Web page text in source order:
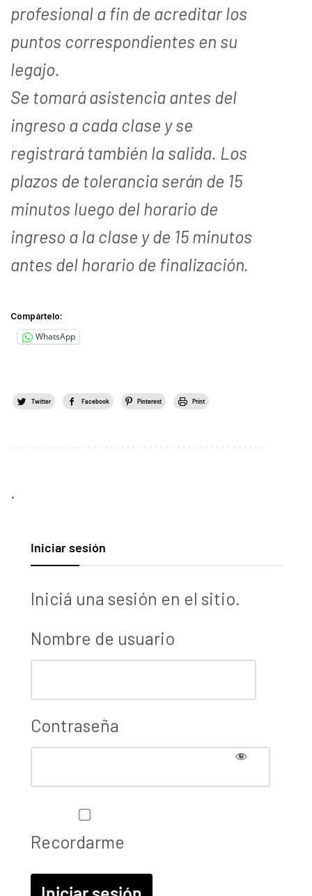
profesional a fin de acreditar los
puntos correspondientes en su
legajo.
Se tomará asistencia antes del
ingreso a cada clase y se
registrará también la salida. Los
plazos de tolerancia serán de 15
minutos luego del horario de
ingreso a la clase y de 15 minutos
antes del horario de finalización.
Compártelo:
WhatsApp
Twitter Facebook Pinterest Print
.
Iniciar sesión
Iniciá una sesión en el sitio.
Nombre de usuario
Contraseña
Recordarme